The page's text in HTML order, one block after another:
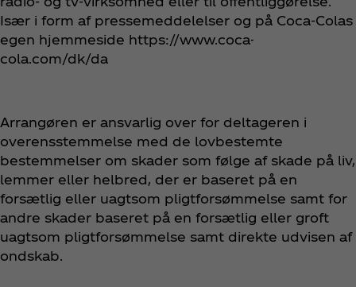
Især i form af pressemeddelelser og på Coca‑Colas
egen hjemmeside https://www.coca-
cola.com/dk/da
Arrangøren er ansvarlig over for deltageren i
overensstemmelse med de lovbestemte
bestemmelser om skader som følge af skade på liv,
lemmer eller helbred, der er baseret på en
forsætlig eller uagtsom pligtforsømmelse samt for
andre skader baseret på en forsætlig eller groft
uagtsom pligtforsømmelse samt direkte udvisen af
ondskab.